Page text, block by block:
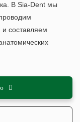
В Sia-Dent мы
и составляем